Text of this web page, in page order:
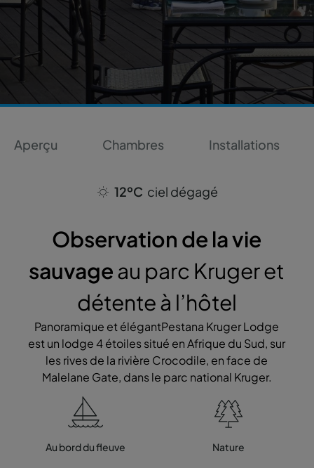
Aperçu Chambres Installations
12ºC ciel dégagé
Observation de la vie
sauvageau parc Kruger et
détente à l’hôtel
Panoramique et élégantPestana Kruger Lodge
est un lodge 4 étoiles situé en Afrique du Sud, sur
les rives de la rivière Crocodile, en face de
Malelane Gate, dans le parc national Kruger.
Au bord du fleuve Nature